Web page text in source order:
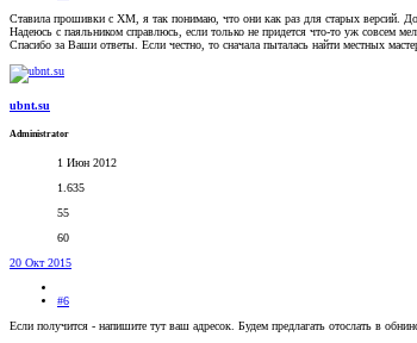
Ставила прошивки с XM, я так понимаю, что они как раз для старых версий.
Надеюсь с паяльником справлюсь, если только не придется что-то уж совсем
Спасибо за Ваши ответы. Если честно, то сначала пыталась найти местных
ubnt.su
Administrator
1 Июн 2012
1.635
55
60
20 Окт 2015
#6
Если получится - напишите тут ваш адресок. Будем предлагать отослать в